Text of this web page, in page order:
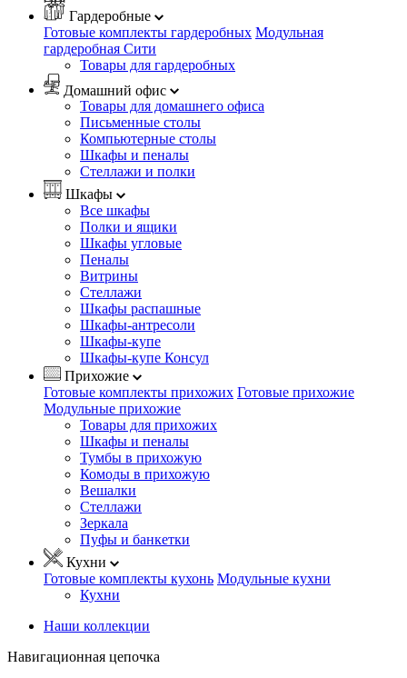
Гардеробные
Готовые комплекты гардеробных Модульная
гардеробная Сити
Товары для гардеробных
Домашний офис
Товары для домашнего офиса
Письменные столы
Компьютерные столы
Шкафы и пеналы
Стеллажи и полки
Шкафы
Все шкафы
Полки и ящики
Шкафы угловые
Пеналы
Витрины
Стеллажи
Шкафы распашные
Шкафы-антресоли
Шкафы-купе
Шкафы-купе Консул
Прихожие
Готовые комплекты прихожих Готовые прихожие
Модульные прихожие
Товары для прихожих
Шкафы и пеналы
Тумбы в прихожую
Комоды в прихожую
Вешалки
Стеллажи
Зеркала
Пуфы и банкетки
Кухни
Готовые комплекты кухонь Модульные кухни
Кухни
Наши коллекции
Навигационная цепочка